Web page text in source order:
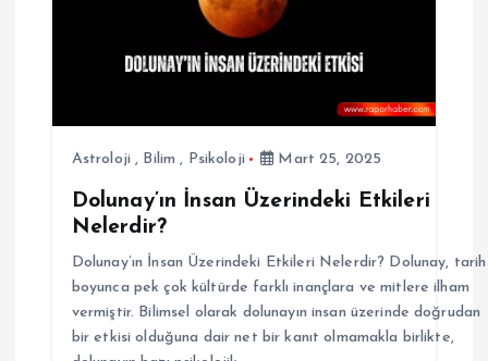
Astroloji , Bilim , Psikoloji Mart 25, 2025
Dolunay’ın İnsan Üzerindeki Etkileri
Nelerdir?
Dolunay’ın İnsan Üzerindeki Etkileri Nelerdir? Dolunay, tarih
boyunca pek çok kültürde farklı inançlara ve mitlere ilham
vermiştir. Bilimsel olarak dolunayın insan üzerinde doğrudan
bir etkisi olduğuna dair net bir kanıt olmamakla birlikte,